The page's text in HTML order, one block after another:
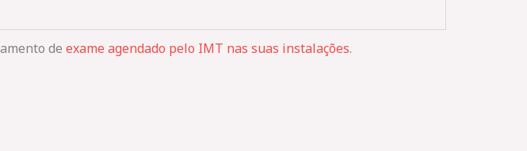
de exame agendado pelo IMT nas suas instalações.